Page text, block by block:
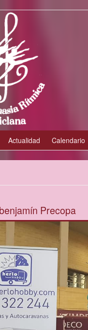
Actualidad Calendario
Precopa